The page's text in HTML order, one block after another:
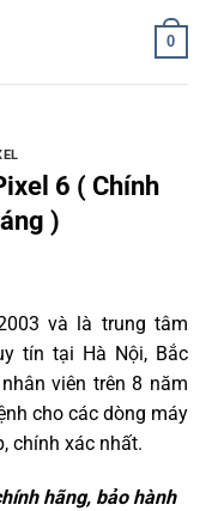
0
6 ( Chính
)
và là trung tâm
tín tại Hà Nội, Bắc
viên trên 8 năm
cho các dòng máy
chính xác nhất.
hãng, bảo hành